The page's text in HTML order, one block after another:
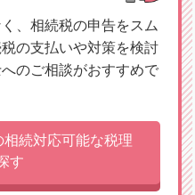
、相続税の申告をスム
の支払いや対策を検討
のご相談がおすすめで
続対応可能な税理
す